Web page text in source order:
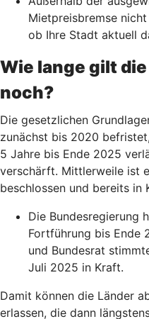
Mietpreisbremse
ob Ihre Stadt aktuell
Wie lange gilt
noch?
Die gesetzlichen
zunächst bis 2020
5 Jahre bis Ende 2025
verschärft. Mittlerweile ist
beschlossen und bereits in
Die Bundesregierung
Fortführung bis Ende
und Bundesrat
Juli 2025 in Kraft.
Damit können die Länder
erlassen, die dann